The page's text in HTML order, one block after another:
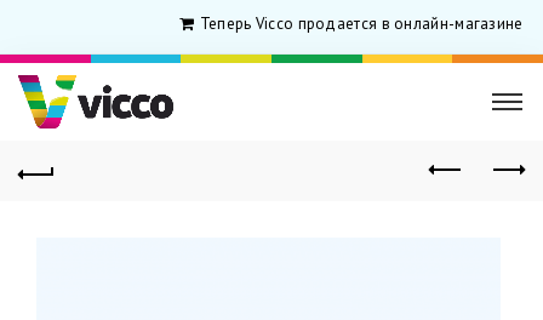
Теперь Vicco продается в онлайн-магазине